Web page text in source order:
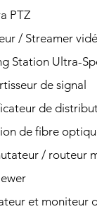
PTZ
/ Streamer
Station Ultra-
de signal
de
de fibre
/ routeur
et moniteur